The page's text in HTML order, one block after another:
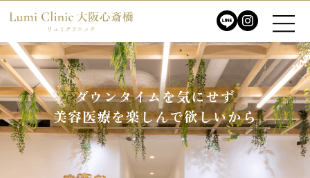
ダウンタイムを気にせず
美容医療を楽しんで欲しいから
ダウンタイムを気にせず
美容医療を楽しんで欲しいから